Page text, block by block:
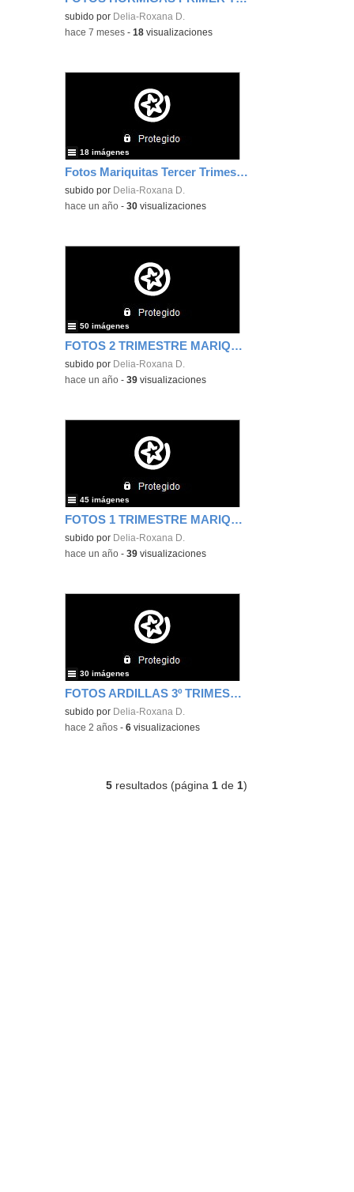
subido por Delia-Roxana D.
-hace 7 meses -18 visualizaciones
Fotos Mariquitas Tercer Trimestre
subido por Delia-Roxana D.
18 imágenes
-hace un año -30 visualizaciones
FOTOS 2 TRIMESTRE MARIQUITAS
subido por Delia-Roxana D.
50 imágenes
-hace un año -39 visualizaciones
FOTOS 1 TRIMESTRE MARIQUITAS
subido por Delia-Roxana D.
45 imágenes
-hace un año -39 visualizaciones
FOTOS ARDILLAS 3º TRIMESTRE 2024
subido por Delia-Roxana D.
30 imágenes
-hace 2 años -6 visualizaciones
5 resultados (página 1 de 1)